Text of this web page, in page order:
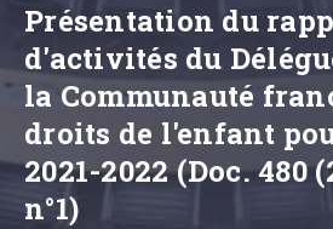
Présentation du
d'activités du
la Communauté
droits de l'enfant
2021-2022 (Doc. 480
n°1)